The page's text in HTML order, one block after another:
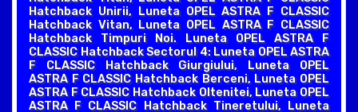
Hatchback Unirii, Luneta OPEL ASTRA F CLASSIC
Hatchback Vitan, Luneta OPEL ASTRA F CLASSIC
Hatchback Timpuri Noi. Luneta OPEL ASTRA F
CLASSIC Hatchback Sectorul 4: Luneta OPEL ASTRA
F CLASSIC Hatchback Giurgiului, Luneta OPEL
ASTRA F CLASSIC Hatchback Berceni, Luneta OPEL
ASTRA F CLASSIC Hatchback Oltenitei, Luneta OPEL
ASTRA F CLASSIC Hatchback Tineretului, Luneta